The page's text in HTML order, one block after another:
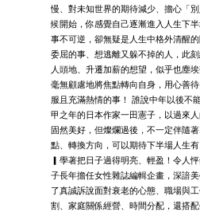
慢、對未知世界的期待減少、擔心「
候開始，你感覺自己逐漸進入人生下
事不可逆，卻無疑是人生中格外清醒
委屈的事、想逃離又躲不掉的人，此
人頭地、升遷加薪的想望，似乎也塵
毫無顧慮地將焦點轉向自身，用心善
服且充滿熱情的事！ 誰說中年以後不
甲之年的日本作家一田憲子，以過來
固然美好，但燦爛過後，不一定伴隨
點、轉換方向，可以期待下半場人生
▎學著把日子過得明亮、輕盈！令人
子長年擔任女性雜誌編輯企畫，深諳
了真誠訴說面對衰老的心態、職場與
割、家庭關係經營、時間分配，還搭